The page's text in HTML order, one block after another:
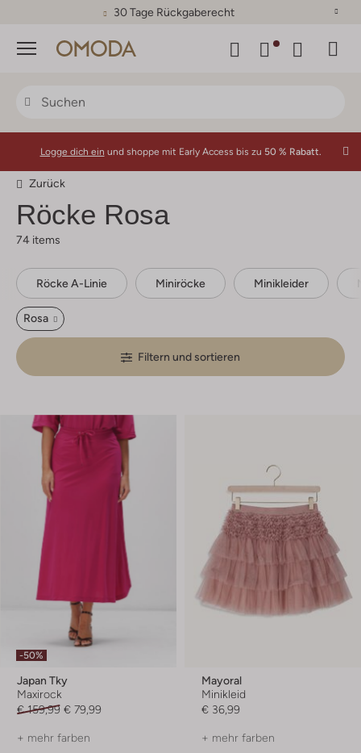
30 Tage Rückgaberecht
Menü
Logge dich ein und shoppe mit Early Access bis zu 50 % Rabatt.
Zurück
Röcke Rosa
74 items
Röcke A-Linie Miniröcke Minikleider
Rosa
Filtern und sortieren
-50%
Japan Tky
Maxirock
€ 159,99 € 79,99
+ mehr farben
Mayoral
Minikleid
€ 36,99
+ mehr farben